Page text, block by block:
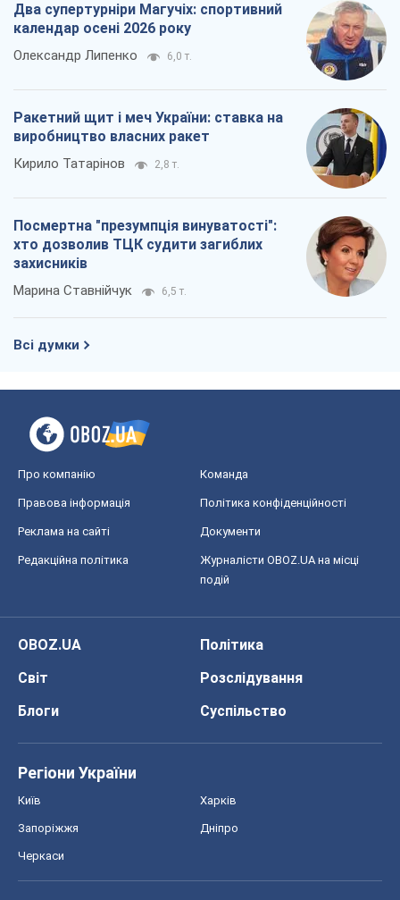
Два супертурніри Магучіх: спортивний
календар осені 2026 року
Олександр Липенко 6,0 т.
Ракетний щит і меч України: ставка на
виробництво власних ракет
Кирило Татарінов 2,8 т.
Посмертна "презумпція винуватості":
хто дозволив ТЦК судити загиблих
захисників
Марина Ставнійчук 6,5 т.
Всі думки
Про компанію Команда
Правова інформація Політика конфіденційності
Реклама на сайті Документи
Редакційна політика
Журналісти OBOZ.UA на місці
подій
OBOZ.UA
Політика
Світ
Розслідування
Блоги
Суспільство
Регіони України
Київ Харків
Запоріжжя Дніпро
Черкаси